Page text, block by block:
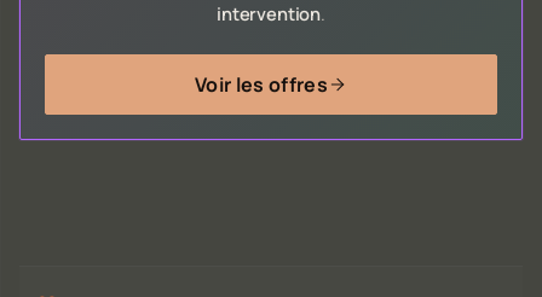
intervention.
Voir les offres